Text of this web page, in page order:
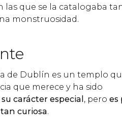
las que se la catalogaba
monstruosidad.
de Dublín es un templo
que merece y ha sido
carácter especial , pero es
curiosa.